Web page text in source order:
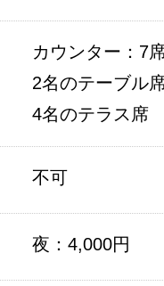
カウンター：
2名のテーブ
4名のテラス席
不可
夜：4,000円